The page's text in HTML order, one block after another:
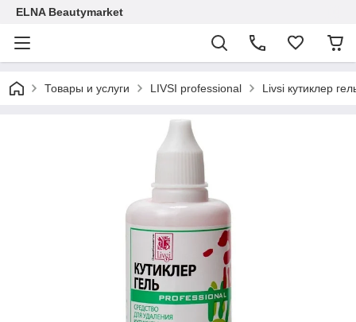
ELNA Beautymarket
Товары и услуги LIVSI professional Livsi кутиклер